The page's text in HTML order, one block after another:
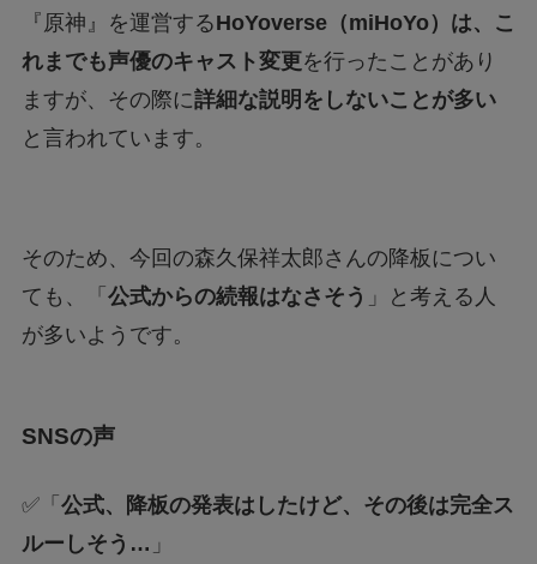
『原神』を運営するHoYoverse（miHoYo）は、こ
れまでも声優のキャスト変更を行ったことがあり
ますが、その際に詳細な説明をしないことが多い
と言われています。
そのため、今回の森久保祥太郎さんの降板につい
ても、「 公式からの続報はなさそう 」と考える人
が多いようです。
SNSの声
✅「 公式、降板の発表はしたけど、その後は完全ス
ルーしそう… 」